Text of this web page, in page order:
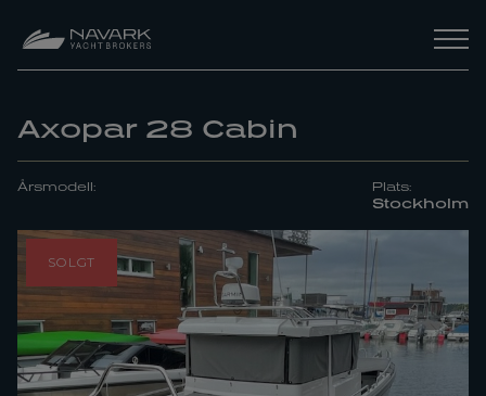
Axopar 28 Cabin
Årsmodell: Plats:
Stockholm
SOLGT